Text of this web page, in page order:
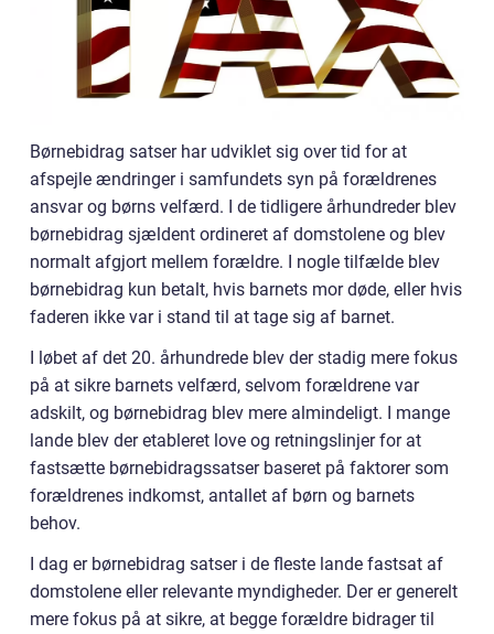
Børnebidrag satser har udviklet sig over tid for at
afspejle ændringer i samfundets syn på forældrenes
ansvar og børns velfærd. I de tidligere århundreder blev
børnebidrag sjældent ordineret af domstolene og blev
normalt afgjort mellem forældre. I nogle tilfælde blev
børnebidrag kun betalt, hvis barnets mor døde, eller hvis
faderen ikke var i stand til at tage sig af barnet.
I løbet af det 20. århundrede blev der stadig mere fokus
på at sikre barnets velfærd, selvom forældrene var
adskilt, og børnebidrag blev mere almindeligt. I mange
lande blev der etableret love og retningslinjer for at
fastsætte børnebidragssatser baseret på faktorer som
forældrenes indkomst, antallet af børn og barnets
behov.
I dag er børnebidrag satser i de fleste lande fastsat af
domstolene eller relevante myndigheder. Der er generelt
mere fokus på at sikre, at begge forældre bidrager til